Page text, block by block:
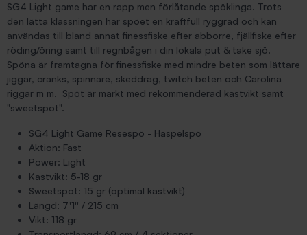
SG4 Light game har en rapp men förlåtande spöklinga. Trots
den lätta klassningen har spöet en kraftfull ryggrad och kan
användas till bland annat finessfiske efter abborre, fjällfiske efter
röding/öring samt till regnbågen i din lokala put & take sjö.
Spöna är framtagna för finessfiske med mindre beten som lättare
jiggar, cranks, spinnare, skeddrag, twitch beten och Carolina
riggar m m. Spöt är märkt med rekommenderad kastvikt samt
"sweetspot".
SG4 Light Game Resespö - Haspelspö
Aktion: Fast
Power: Light
Kastvikt: 5-18 gr
Sweetspot: 15 gr (optimal kastvikt)
Längd: 7'1'' / 215 cm
Vikt: 118 gr